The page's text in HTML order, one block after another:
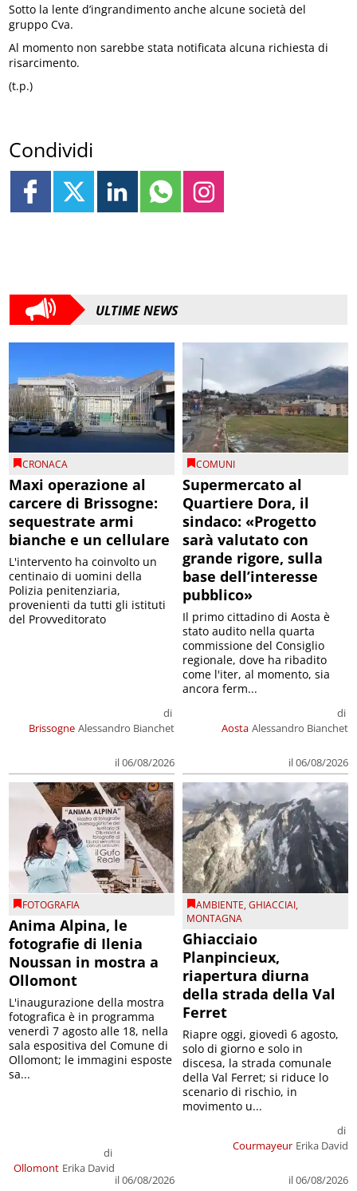
Sotto la lente d’ingrandimento anche alcune società del
gruppo Cva.
Al momento non sarebbe stata notificata alcuna richiesta di
risarcimento.
(t.p.)
Condividi
ULTIME NEWS
CRONACA
Maxi operazione al
carcere di Brissogne:
sequestrate armi
bianche e un cellulare
Brissogne
di
Alessandro Bianchet
il 06/08/2026
L'intervento ha coinvolto un
centinaio di uomini della
Polizia penitenziaria,
provenienti da tutti gli istituti
del Provveditorato
COMUNI
Supermercato al
Quartiere Dora, il
sindaco: «Progetto
sarà valutato con
grande rigore, sulla
base dell’interesse
pubblico»
Aosta
di
Alessandro Bianchet
il 06/08/2026
Il primo cittadino di Aosta è
stato audito nella quarta
commissione del Consiglio
regionale, dove ha ribadito
come l'iter, al momento, sia
ancora ferm...
FOTOGRAFIA
Anima Alpina, le
fotografie di Ilenia
Noussan in mostra a
Ollomont
Ollomont
di
Erika David
il 06/08/2026
L'inaugurazione della mostra
fotografica è in programma
venerdì 7 agosto alle 18, nella
sala espositiva del Comune di
Ollomont; le immagini esposte
sa...
AMBIENTE,GHIACCIAI,
MONTAGNA
Ghiacciaio
Planpincieux,
riapertura diurna
della strada della Val
Ferret
Courmayeur
di
Erika David
il 06/08/2026
Riapre oggi, giovedì 6 agosto,
solo di giorno e solo in
discesa, la strada comunale
della Val Ferret; si riduce lo
scenario di rischio, in
movimento u...